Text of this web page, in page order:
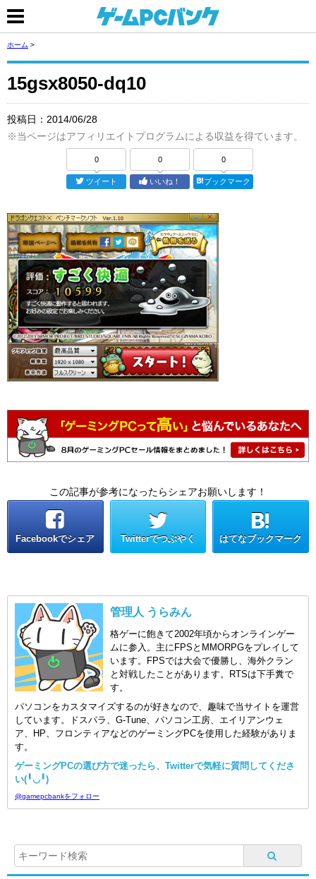
ホーム >
15gsx8050-dq10
投稿日： 2014/06/28
※当ページはアフィリエイトプログラムによる収益を得ています。
0
ツイート
0
いいね！
0
ブックマーク
この記事が参考になったらシェアお願いします！
Facebookでシェア Twitterでつぶやく はてなブックマーク
管理人 うらみん
格ゲーに飽きて2002年頃からオンラインゲー
ムに参入。主にFPSとMMORPGをプレイして
います。FPSでは大会で優勝し、海外クラン
と対戦したことがあります。RTSは下手糞で
す。
パソコンをカスタマイズするのが好きなので、趣味で当サイトを運営
しています。ドスパラ、G-Tune、パソコン工房、エイリアンウェ
ア、HP、フロンティアなどのゲーミングPCを使用した経験がありま
す。
ゲーミングPCの選び方で迷ったら、Twitterで気軽に質問してくださ
い(╹◡╹)
@gamepcbankをフォロー